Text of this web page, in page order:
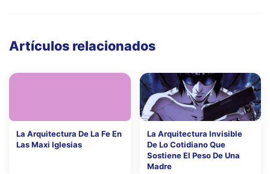
Artículos relacionados
La Arquitectura De La Fe En
Las Maxi Iglesias
La Arquitectura Invisible
De Lo Cotidiano Que
Sostiene El Peso De Una
Madre